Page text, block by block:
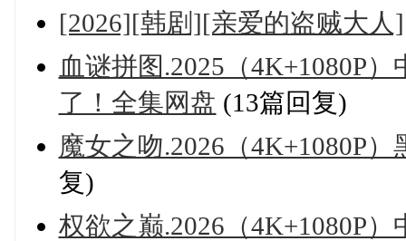
[2026][韩剧][亲爱的盗贼大
血谜拼图.2025（4K+1080P
了！全集网盘 (13篇回复)
魔女之吻.2026（4K+1080P
复)
权欲之巅.2026（4K+1080P